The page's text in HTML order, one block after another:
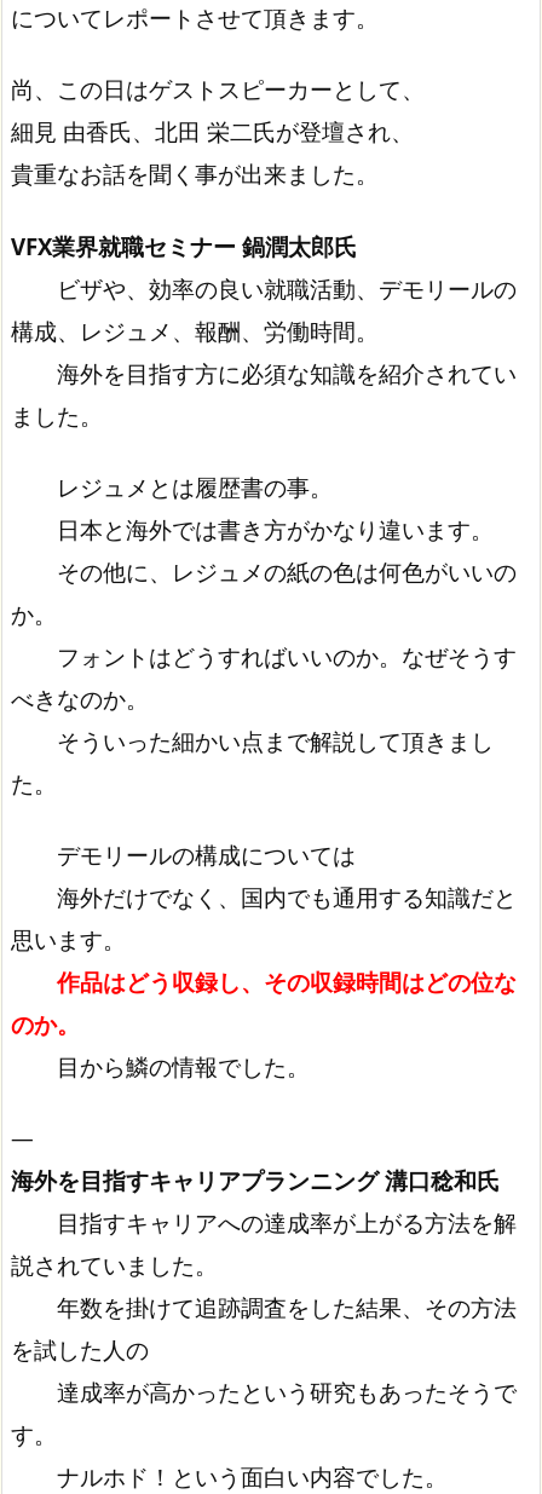
についてレポートさせて頂きます。
尚、この日はゲストスピーカーとして、
細見 由香氏、北田 栄二氏が登壇され、
貴重なお話を聞く事が出来ました。
VFX業界就職セミナー 鍋潤太郎氏
ビザや、効率の良い就職活動、デモリールの
構成、レジュメ、報酬、労働時間。
海外を目指す方に必須な知識を紹介されてい
ました。
レジュメとは履歴書の事。
日本と海外では書き方がかなり違います。
その他に、レジュメの紙の色は何色がいいの
か。
フォントはどうすればいいのか。なぜそうす
べきなのか。
そういった細かい点まで解説して頂きまし
た。
デモリールの構成については
海外だけでなく、国内でも通用する知識だと
思います。
作品はどう収録し、その収録時間はどの位な
のか。
目から鱗の情報でした。
—
海外を目指すキャリアプランニング 溝口稔和氏
目指すキャリアへの達成率が上がる方法を解
説されていました。
年数を掛けて追跡調査をした結果、その方法
を試した人の
達成率が高かったという研究もあったそうで
す。
ナルホド！という面白い内容でした。